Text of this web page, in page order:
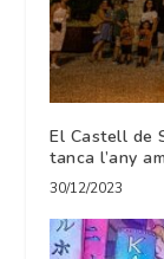
El Castell de
tanca l’any
30/12/2023